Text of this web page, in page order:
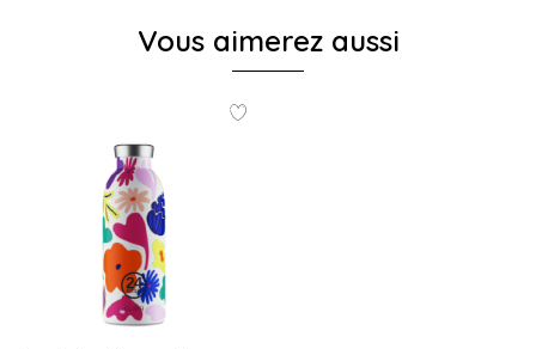
Vous aimerez aussi